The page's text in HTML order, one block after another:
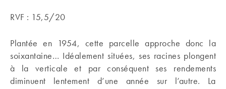
RVF : 15,5/20
Plantée en 1954, cette parcelle approche donc la
soixantaine… Idéalement situées, ses racines plongent
à la verticale et par conséquent ses rendements
diminuent lentement d’une année sur l’autre. La